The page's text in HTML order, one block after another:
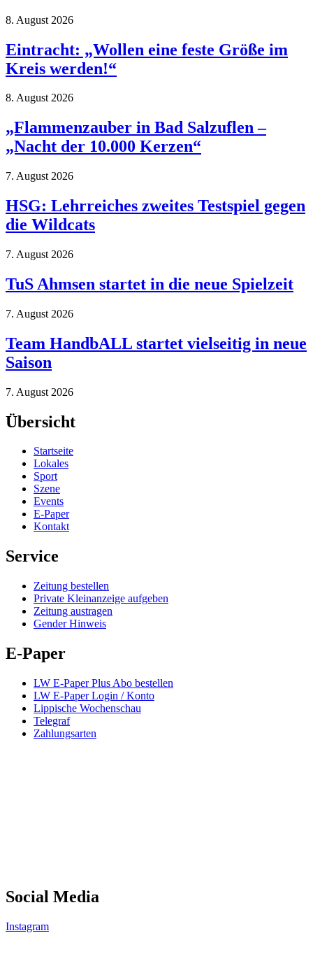
8. August 2026
Eintracht: „Wollen eine feste Größe im
Kreis werden!“
8. August 2026
„Flammenzauber in Bad Salzuflen –
„Nacht der 10.000 Kerzen“
7. August 2026
HSG: Lehrreiches zweites Testspiel gegen
die Wildcats
7. August 2026
TuS Ahmsen startet in die neue Spielzeit
7. August 2026
Team HandbALL startet vielseitig in neue
Saison
7. August 2026
Übersicht
Startseite
Lokales
Sport
Szene
Events
E-Paper
Kontakt
Service
Zeitung bestellen
Private Kleinanzeige aufgeben
Zeitung austragen
Gender Hinweis
E-Paper
LW E-Paper Plus Abo bestellen
LW E-Paper Login / Konto
Lippische Wochenschau
Telegraf
Zahlungsarten
Social Media
Instagram